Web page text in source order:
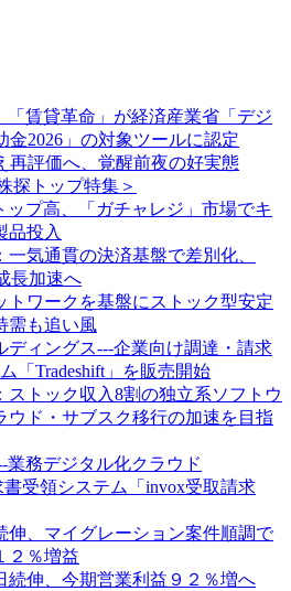
「賃貸革命」が経済産業省「デジ
金2026」の対象ツールに認定
再評価へ、覚醒前夜の好実態
探トップ特集＞
ップ高、「ガチャレジ」市場でキ
品投入
気通貫の決済基盤で差別化、
長加速へ
トワークを基盤にストック型安定
需も追い風
ディングス---企業向け調達・請求
「Tradeshift」を販売開始
ストック収入8割の独立系ソフトウ
ウド・サブスク移行の加速を目指
業務デジタル化クラウド
書受領システム「invox受取請求
伸、マイグレーション案件順調で
２％増益
続伸、今期営業利益９２％増へ